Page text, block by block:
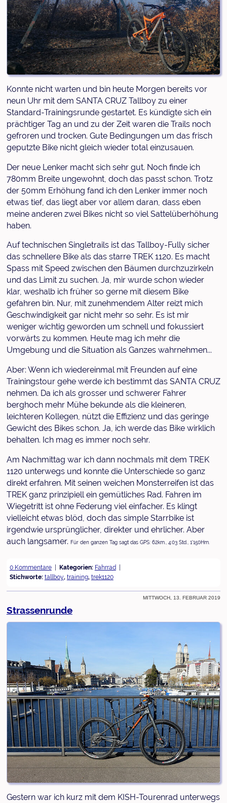
Konnte nicht warten und bin heute Morgen bereits vor
neun Uhr mit dem SANTA CRUZ Tallboy zu einer
Standard-Trainingsrunde gestartet. Es kündigte sich ein
prächtiger Tag an und zu der Zeit waren die Trails noch
gefroren und trocken. Gute Bedingungen um das frisch
geputzte Bike nicht gleich wieder total einzusauen.
Der neue Lenker macht sich sehr gut. Noch finde ich
780mm Breite ungewohnt, doch das passt schon. Trotz
der 50mm Erhöhung fand ich den Lenker immer noch
etwas tief, das liegt aber vor allem daran, dass eben
meine anderen zwei Bikes nicht so viel Sattelüberhöhung
haben.
Auf technischen Singletrails ist das Tallboy-Fully sicher
das schnellere Bike als das starre TREK 1120. Es macht
Spass mit Speed zwischen den Bäumen durchzuzirkeln
und das Limit zu suchen. Ja, mir wurde schon wieder
klar, weshalb ich früher so gerne mit diesem Bike
gefahren bin. Nur, mit zunehmendem Alter reizt mich
Geschwindigkeit gar nicht mehr so sehr. Es ist mir
weniger wichtig geworden um schnell und fokussiert
vorwärts zu kommen. Heute mag ich mehr die
Umgebung und die Situation als Ganzes wahrnehmen...
Aber: Wenn ich wiedereinmal mit Freunden auf eine
Trainingstour gehe werde ich bestimmt das SANTA CRUZ
nehmen. Da ich als grosser und schwerer Fahrer
berghoch mehr Mühe bekunde als die kleineren,
leichteren Kollegen, nützt die Effizienz und das geringe
Gewicht des Bikes schon. Ja, ich werde das Bike wirklich
behalten. Ich mag es immer noch sehr.
Am Nachmittag war ich dann nochmals mit dem TREK
1120 unterwegs und konnte die Unterschiede so ganz
direkt erfahren. Mit seinen weichen Monsterreifen ist das
TREK ganz prinzipiell ein gemütliches Rad. Fahren im
Wiegetritt ist ohne Federung viel einfacher. Es klingt
vielleicht etwas blöd, doch das simple Starrbike ist
irgendwie ursprünglicher, direkter und ehrlicher. Aber
auch langsamer. Für den ganzen Tag sagt das GPS: 62km., 4:03 Std., 1'150Hm.
0 Kommentare Kategorien: Fahrrad
Stichworte: tallboy, training, trek1120
Mittwoch, 13. Februar 2019
Strassenrunde
Gestern war ich kurz mit dem KISH-Tourenrad unterwegs